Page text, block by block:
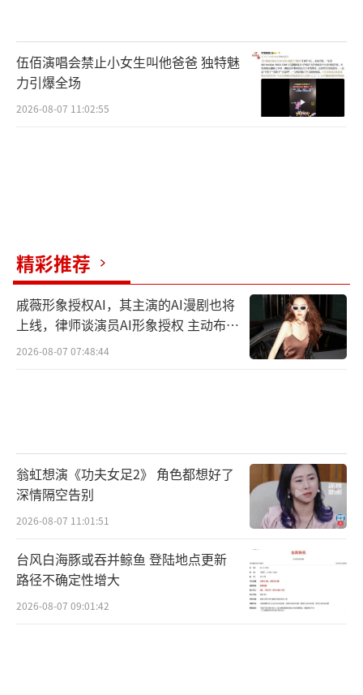
王冠逸近年来活跃于影视剧中，以不设限
的角色风格、金句频出的“爆梗王”和细致入
优秀影视剧中，都有着不同风格的故事线及默
契合作。
无论是古装剧《延禧宫略》中温文尔雅的
海兰察，甜宠剧《楼下女友请签收》中帅气多
金的霸总叶非墨，职场生活剧《海洋之城》中
勇敢追梦的邮轮大副王子洋，悬疑剧《灵魂摆
伍佰演唱会禁止小女生叫他爸爸 独特魅
力引爆全场
2026-08-07 11:02:55
精彩推荐
戚薇形象授权AI，其主演的AI漫剧也将
上线，律师谈演员AI形象授权 主动布局
数字资产
2026-08-07 07:48:44
翁虹想演《功夫女足2》 角色都想好了
深情隔空告别
2026-08-07 11:01:51
台风白海豚或吞并鲸鱼 登陆地点更新
路径不确定性增大
2026-08-07 09:01:42